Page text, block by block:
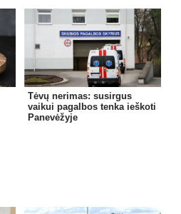
Tėvų nerimas: susirgus
vaikui pagalbos tenka ieškoti
Panevėžyje